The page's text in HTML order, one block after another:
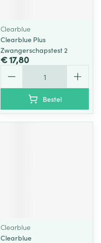
Clearblue
Clearblue Plus
Zwangerschapstest 2
€ 17,80
Bestel
Clearblue
Clearblue